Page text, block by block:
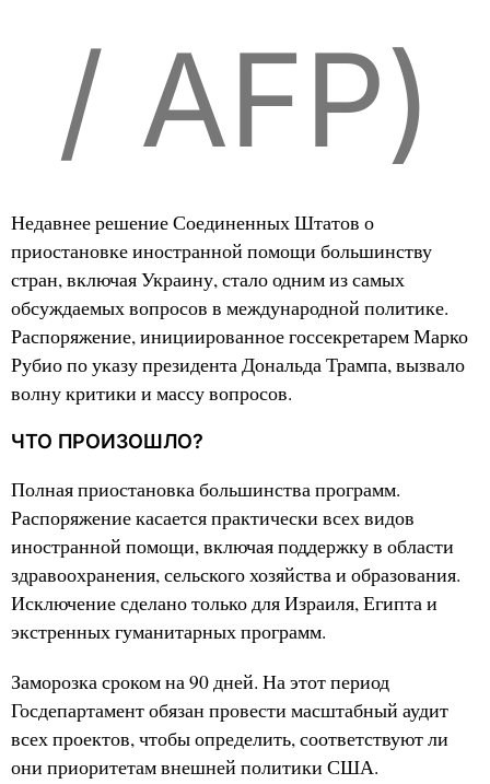
/ AFP)
Недавнее решение Соединенных Штатов о
приостановке иностранной помощи большинству
стран, включая Украину, стало одним из самых
обсуждаемых вопросов в международной политике.
Распоряжение, инициированное госсекретарем Марко
Рубио по указу президента Дональда Трампа, вызвало
волну критики и массу вопросов.
ЧТО ПРОИЗОШЛО?
Полная приостановка большинства программ.
Распоряжение касается практически всех видов
иностранной помощи, включая поддержку в области
здравоохранения, сельского хозяйства и образования.
Исключение сделано только для Израиля, Египта и
экстренных гуманитарных программ.
Заморозка сроком на 90 дней. На этот период
Госдепартамент обязан провести масштабный аудит
всех проектов, чтобы определить, соответствуют ли
они приоритетам внешней политики США.